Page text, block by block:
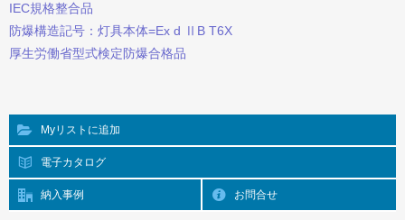
IEC規格整合品
防爆構造記号：灯具本体=Ex d ⅡB T6X
厚生労働省型式検定防爆合格品
Myリストに追加
電子カタログ
納入事例 お問合せ